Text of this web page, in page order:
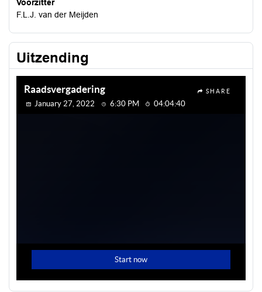
Voorzitter
F.L.J. van der Meijden
Uitzending